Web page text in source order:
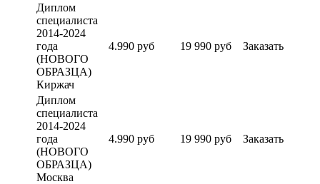
Диплом
специалиста
2014-2024
года
(НОВОГО
ОБРАЗЦА)
Киржач
4.990 руб 19 990 руб Заказать
Диплом
специалиста
2014-2024
года
(НОВОГО
ОБРАЗЦА)
Москва
4.990 руб 19 990 руб Заказать